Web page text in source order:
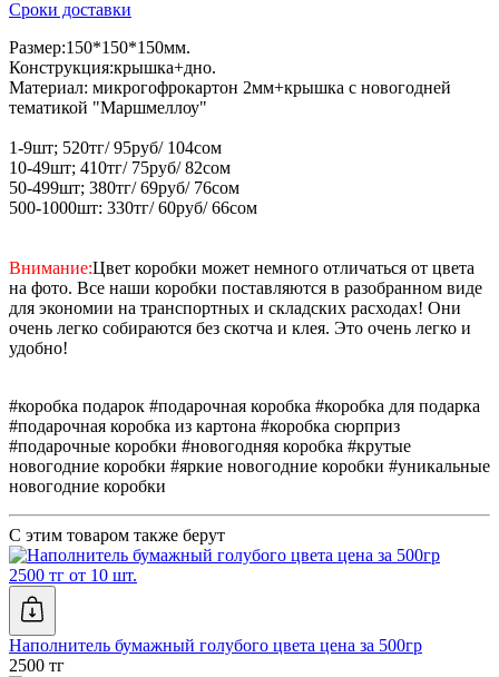
Сроки доставки
Размер:150*150*150мм.
Конструкция:крышка+дно.
Материал: микрогофрокартон 2мм+крышка с новогодней
тематикой "Маршмеллоу"
1-9шт; 520тг/ 95руб/ 104сом
10-49шт; 410тг/ 75руб/ 82сом
50-499шт; 380тг/ 69руб/ 76сом
500-1000шт: 330тг/ 60руб/ 66сом
Внимание:Цвет коробки может немного отличаться от цвета
на фото. Все наши коробки поставляются в разобранном виде
для экономии на транспортных и складских расходах! Они
очень легко собираются без скотча и клея. Это очень легко и
удобно!
#коробка подарок #подарочная коробка #коробка для подарка
#подарочная коробка из картона #коробка сюрприз
#подарочные коробки #новогодняя коробка #крутые
новогодние коробки #яркие новогодние коробки #уникальные
новогодние коробки
С этим товаром также берут
2500 тг от 10 шт.
Наполнитель бумажный голубого цвета цена за 500гр
2500 тг